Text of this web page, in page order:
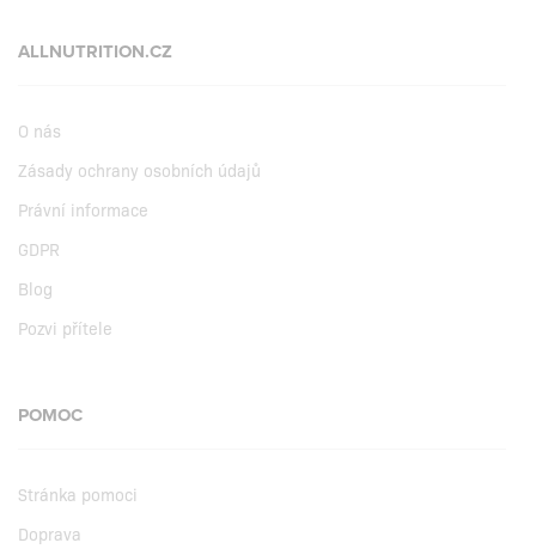
ALLNUTRITION.CZ
O nás
Zásady ochrany osobních údajů
Právní informace
GDPR
Blog
Pozvi přítele
POMOC
Stránka pomoci
Doprava